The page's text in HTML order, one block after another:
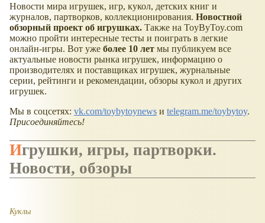
Новости мира игрушек, игр, кукол, детских книг и
журналов, партворков, коллекционирования. Новостной
обзорный проект об игрушках. Также на ToyByToy.com
можно пройти интересные тесты и поиграть в легкие
онлайн-игры. Вот уже более 10 лет мы публикуем все
актуальные новости рынка игрушек, информацию о
производителях и поставщиках игрушек, журнальные
серии, рейтинги и рекомендации, обзоры кукол и других
игрушек.
Мы в соцсетях: vk.com/toybytoynews и telegram.me/toybytoy.
Присоединяйтесь!
Игрушки, игры, партворки.
Новости, обзоры
Куклы